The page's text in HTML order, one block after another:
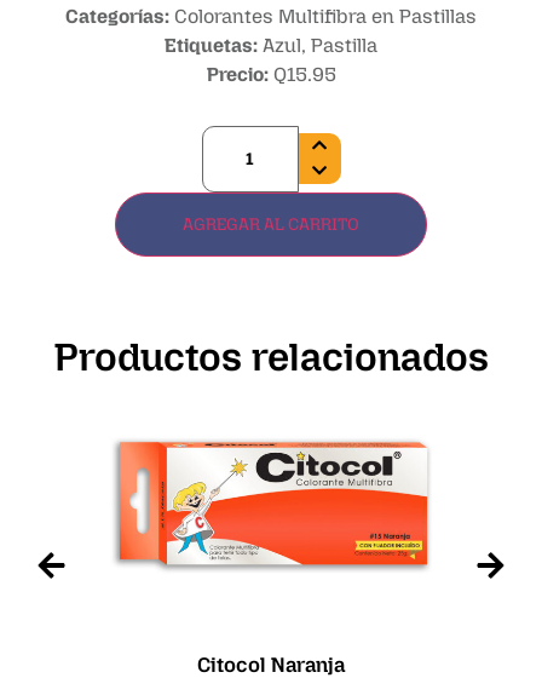
Categorías: Colorantes Multifibra en Pastillas
Etiquetas: Azul, Pastilla
Precio: Q15.95
AGREGAR AL CARRITO
Productos relacionados
Citocol Naranja